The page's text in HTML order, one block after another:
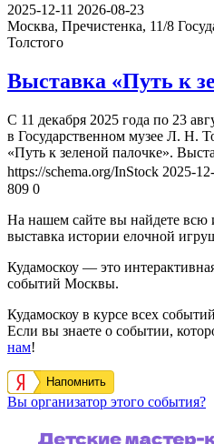
2025-12-11 2026-08-23
Москва, Пречистенка, 11/8
Толстого
Выставка «Путь к
С 11 декабря 2025 года по 23
в Государственном музее Л. Н.
«Путь к зеленой палочке».
https://schema.org/InStock 2025-
809 0
На нашем сайте вы найдете
выставка истории елочной
Кудамоскоу — это
событий Москвы.
Кудамоскоу в курсе всех
Если вы знаете о событии,
нам!
Напомнить
Вы организатор этого события?